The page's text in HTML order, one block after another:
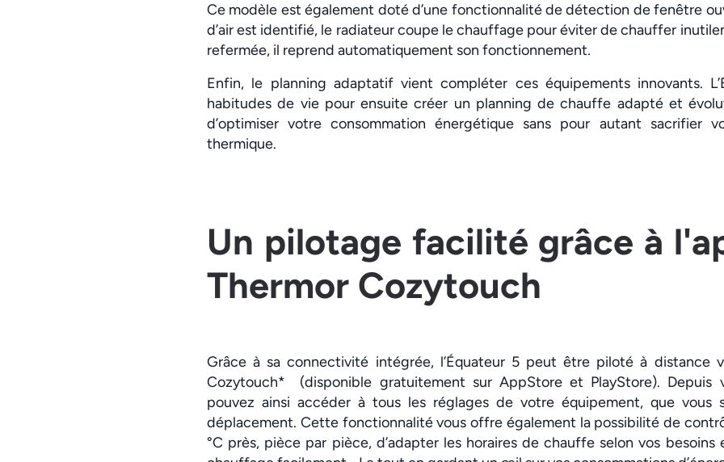
Ce modèle est également doté d’une fonctionnalité de détection de fenêtre
d’air est identifié, le radiateur coupe le chauffage pour éviter de chauffer
refermée, il reprend automatiquement son fonctionnement.
Enfin, le planning adaptatif vient compléter ces équipements innovants.
habitudes de vie pour ensuite créer un planning de chauffe adapté et
d’optimiser votre consommation énergétique sans pour autant sacrifier
thermique.
Un pilotage facilité grâce à
Thermor Cozytouch
Grâce à sa connectivité intégrée, l’Équateur 5 peut être piloté à distance
Cozytouch* (disponible gratuitement sur AppStore et PlayStore). Depuis
pouvez ainsi accéder à tous les réglages de votre équipement, que vous
déplacement. Cette fonctionnalité vous offre également la possibilité de
°C près, pièce par pièce, d’adapter les horaires de chauffe selon vos